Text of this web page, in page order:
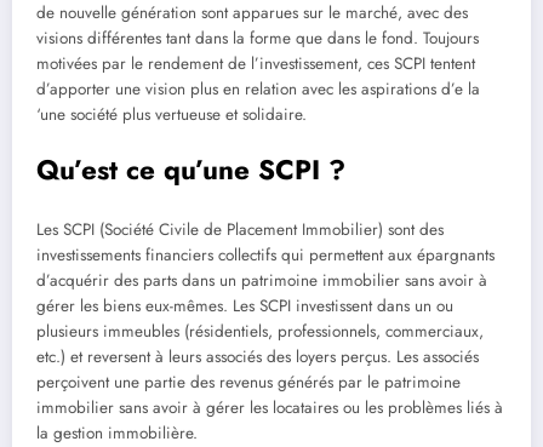
de nouvelle génération sont apparues sur le marché, avec des
visions différentes tant dans la forme que dans le fond. Toujours
motivées par le rendement de l’investissement, ces SCPI tentent
d’apporter une vision plus en relation avec les aspirations d’e la
‘une société plus vertueuse et solidaire.
Qu’est ce qu’une SCPI ?
Les SCPI (Société Civile de Placement Immobilier) sont des
investissements financiers collectifs qui permettent aux épargnants
d’acquérir des parts dans un patrimoine immobilier sans avoir à
gérer les biens eux-mêmes. Les SCPI investissent dans un ou
plusieurs immeubles (résidentiels, professionnels, commerciaux,
etc.) et reversent à leurs associés des loyers perçus. Les associés
perçoivent une partie des revenus générés par le patrimoine
immobilier sans avoir à gérer les locataires ou les problèmes liés à
la gestion immobilière.